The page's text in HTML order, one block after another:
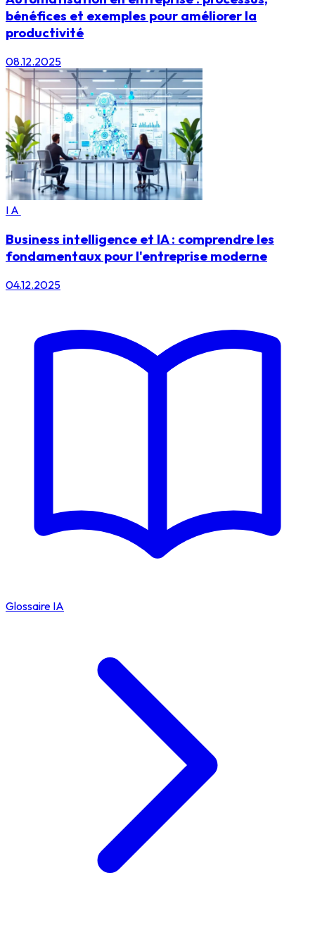
bénéfices et exemples pour améliorer la
productivité
08.12.2025
IA
Business intelligence et IA : comprendre les
fondamentaux pour l'entreprise moderne
04.12.2025
Glossaire IA